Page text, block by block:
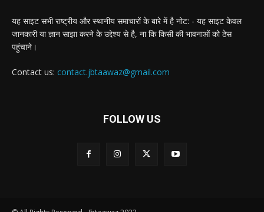
यह साइट सभी राष्ट्रीय और स्थानीय समाचारों के बारे में है नोट: - यह साइट केवल
जानकारी या ज्ञान साझा करने के उद्देश्य से है, ना कि किसी की भावनाओं को ठेस
पहुंचाने।
Contact us: contact.jbtaawaz@gmail.com
FOLLOW US